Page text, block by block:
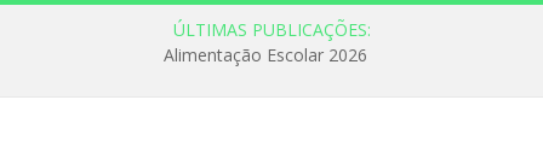
ÚLTIMAS PUBLICAÇÕES:
Alimentação Escolar 2026